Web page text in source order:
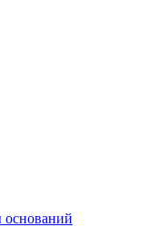
оснований